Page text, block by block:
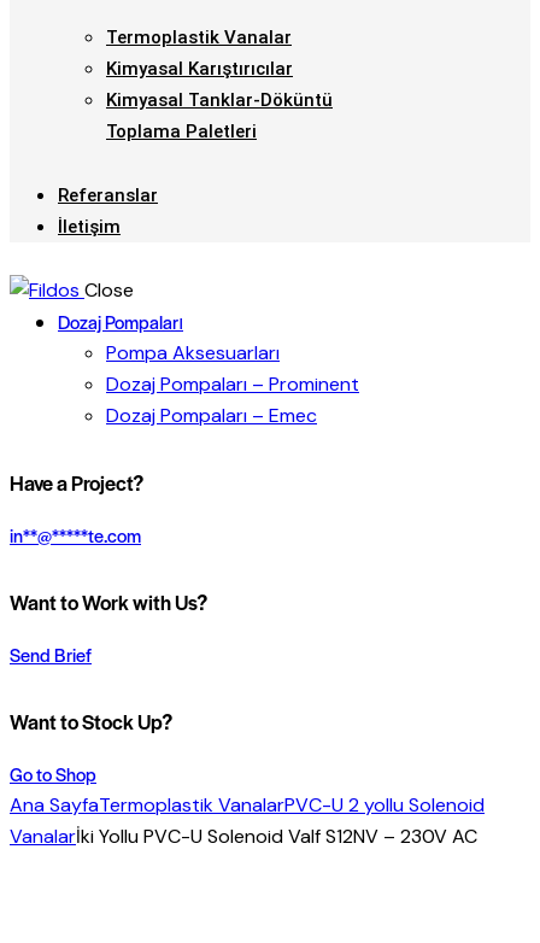
Termoplastik Vanalar
Kimyasal Karıştırıcılar
Kimyasal Tanklar-Döküntü
Toplama Paletleri
Referanslar
İletişim
Close
Dozaj Pompaları
Pompa Aksesuarları
Dozaj Pompaları – Prominent
Dozaj Pompaları – Emec
Have a Project?
in**@*****te.com
Want to Work with Us?
Send Brief
Want to Stock Up?
Go to Shop
Ana SayfaTermoplastik VanalarPVC-U 2 yollu Solenoid
Vanalarİki Yollu PVC-U Solenoid Valf S12NV – 230V AC